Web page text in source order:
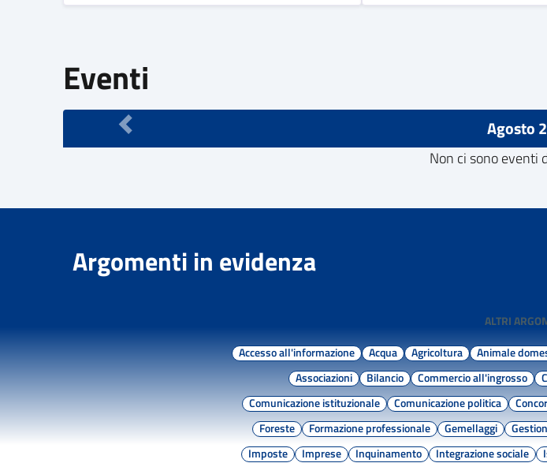
Eventi
Agosto
Non ci sono eventi
Argomenti in evidenza
ALTRI
Accesso all'informazione
Acqua Agricoltura Animale
Associazioni
Bilancio Commercio all'ingrosso
Comunicazione istituzionale
Comunicazione politica
Foreste
Formazione professionale Gemellaggi
Imposte
Imprese Inquinamento Integrazione sociale